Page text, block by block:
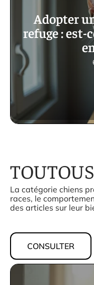
Adopter
refuge : est-
TOUTOUS
La catégorie chiens
races, le
des articles sur leur
CONSULTER